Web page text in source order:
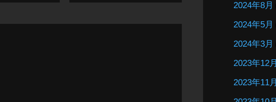
2024年8月
2024年5月
2024年3月
2023年12月
2023年11月